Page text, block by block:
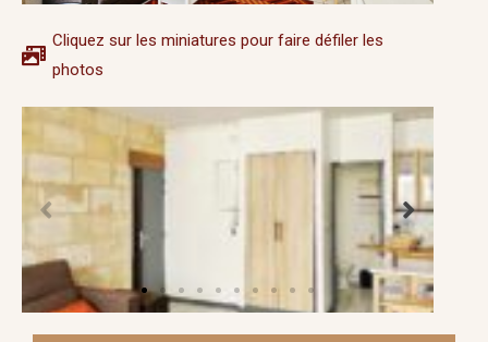
Cliquez sur les miniatures pour faire défiler les
photos